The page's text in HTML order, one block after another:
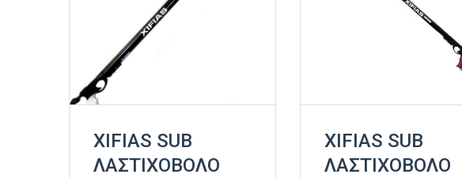
XIFIAS SUB
ΛΑΣΤΙΧΟΒΟΛΟ
XIFIAS SUB
ΛΑΣΤΙΧΟΒΟΛΟ